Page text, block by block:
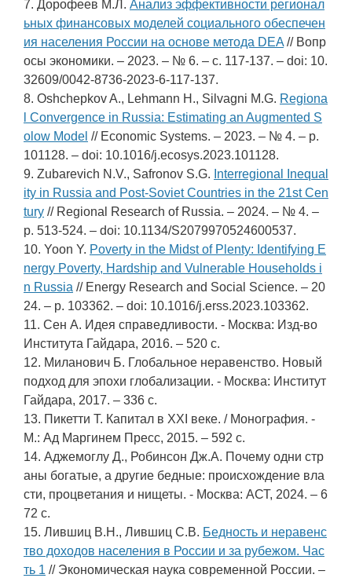
7. Дорофеев М.Л. Анализ эффективности регионал
ьных финансовых моделей социального обеспечен
ия населения России на основе метода DEA // Вопр
осы экономики. – 2023. – № 6. – c. 117-137. – doi: 10.
32609/0042-8736-2023-6-117-137.
8. Oshchepkov A., Lehmann H., Silvagni M.G. Regiona
l Convergence in Russia: Estimating an Augmented S
olow Model // Economic Systems. – 2023. – № 4. – p.
101128. – doi: 10.1016/j.ecosys.2023.101128.
9. Zubarevich N.V., Safronov S.G. Interregional Inequal
ity in Russia and Post-Soviet Countries in the 21st Cen
tury // Regional Research of Russia. – 2024. – № 4. –
p. 513-524. – doi: 10.1134/S2079970524600537.
10. Yoon Y. Poverty in the Midst of Plenty: Identifying E
nergy Poverty, Hardship and Vulnerable Households i
n Russia // Energy Research and Social Science. – 20
24. – p. 103362. – doi: 10.1016/j.erss.2023.103362.
11. Сен А. Идея справедливости. - Москва: Изд-во
Института Гайдара, 2016. – 520 c.
12. Миланович Б. Глобальное неравенство. Новый
подход для эпохи глобализации. - Москва: Институт
Гайдара, 2017. – 336 c.
13. Пикетти Т. Капитал в XXI веке. / Монография. -
М.: Ад Маргинем Пресс, 2015. – 592 c.
14. Аджемоглу Д., Робинсон Дж.А. Почему одни стр
аны богатые, а другие бедные: происхождение вла
сти, процветания и нищеты. - Москва: АСТ, 2024. – 6
72 c.
15. Лившиц В.Н., Лившиц С.В. Бедность и неравенс
тво доходов населения в России и за рубежом. Час
ть 1 // Экономическая наука современной России. –